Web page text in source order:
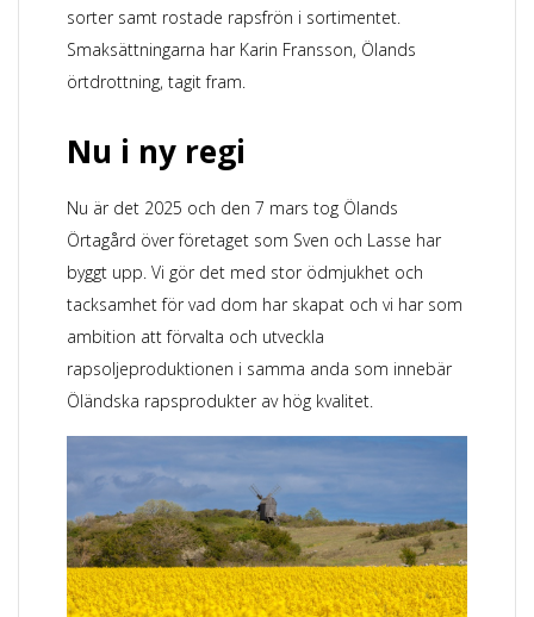
sorter samt rostade rapsfrön i sortimentet.
Smaksättningarna har Karin Fransson, Ölands
örtdrottning, tagit fram.
Nu i ny regi
Nu är det 2025 och den 7 mars tog Ölands
Örtagård över företaget som Sven och Lasse har
byggt upp. Vi gör det med stor ödmjukhet och
tacksamhet för vad dom har skapat och vi har som
ambition att förvalta och utveckla
rapsoljeproduktionen i samma anda som innebär
Öländska rapsprodukter av hög kvalitet.